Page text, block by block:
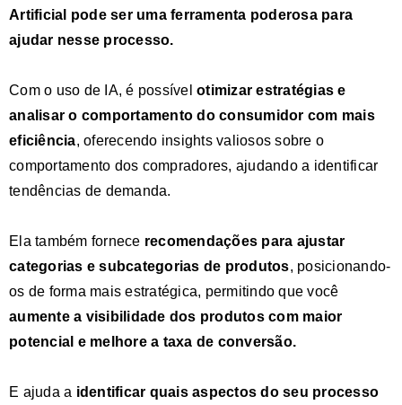
Artificial pode ser uma ferramenta poderosa para
ajudar nesse processo.
Com o uso de IA, é possível otimizar estratégias e
analisar o comportamento do consumidor com mais
eficiência, oferecendo insights valiosos sobre o
comportamento dos compradores, ajudando a identificar
tendências de demanda.
Ela também fornece recomendações para ajustar
categorias e subcategorias de produtos, posicionando-
os de forma mais estratégica, permitindo que você
aumente a visibilidade dos produtos com maior
potencial e melhore a taxa de conversão.
E ajuda a identificar quais aspectos do seu processo